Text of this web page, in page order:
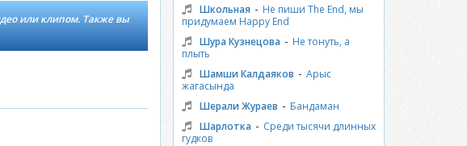
или клипом. Также вы
Школьная - Не пиши The End, мы
придумаем Happy End
Шура Кузнецова - Не тонуть, а
плыть
Шамши Калдаяков - Арыс
жагасында
Шерали Жураев - Бандаман
Шарлотка - Среди тысячи длинных
гудков